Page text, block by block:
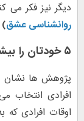
دیگر نیز فکر می
روانشناسی عشق)
۵ خودتان را بیشتر نشان دهید
پژوهش ها نشان
افرادی انتخاب
اوقات افرادی